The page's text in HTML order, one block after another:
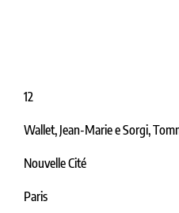
12
Wallet, Jean-Marie e Sorgi,
Nouvelle Cité
Paris